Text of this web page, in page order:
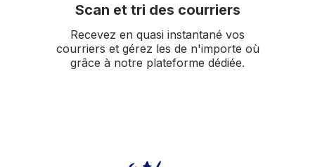
Scan et tri des courriers
Recevez en quasi instantané vos
courriers et gérez les de n'importe où
grâce à notre plateforme dédiée.